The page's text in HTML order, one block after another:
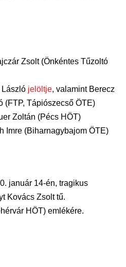
Zsolt (Önkéntes Tűzoltó
László jelöltje, valamint Berecz
(FTP, Tápiószecső ÖTE)
Zoltán (Pécs HÖT)
Imre (Biharnagybajom ÖTE)
január 14-én, tragikus
Kovács Zsolt tű.
HÖT) emlékére.